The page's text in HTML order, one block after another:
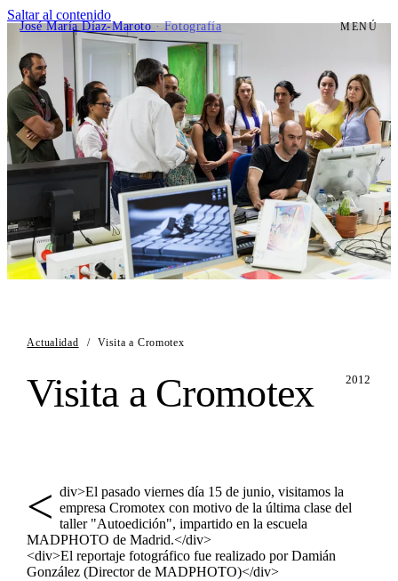
Saltar al contenido
José María Díaz-Maroto· Fotografía MENÚ
Actualidad / Visita a Cromotex
Visita a Cromotex 2012
< div>El pasado viernes día 15 de junio, visitamos la
empresa Cromotex con motivo de la última clase del
taller "Autoedición", impartido en la escuela
MADPHOTO de Madrid.</div>
<div>El reportaje fotográfico fue realizado por Damián
González (Director de MADPHOTO)</div>